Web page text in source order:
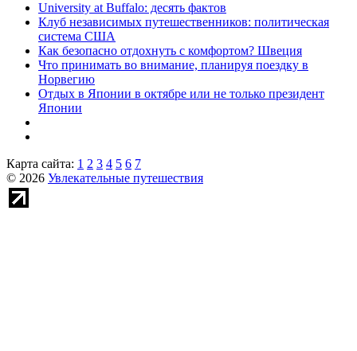
University at Buffalo: десять фактов
Клуб независимых путешественников: политическая
система США
Как безопасно отдохнуть с комфортом? Швеция
Что принимать во внимание, планируя поездку в
Норвегию
Отдых в Японии в октябре или не только президент
Японии
Карта сайта: 1 2 3 4 5 6 7
© 2026 Увлекательные путешествия